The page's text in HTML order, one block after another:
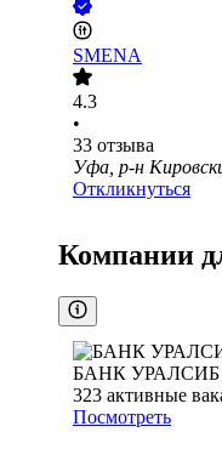
SMENA
4.3
•
33 отзыва
Уфа, р-н
Откликнуться
Компании
БАНК УРАЛСИБ
323 активные
Посмотреть